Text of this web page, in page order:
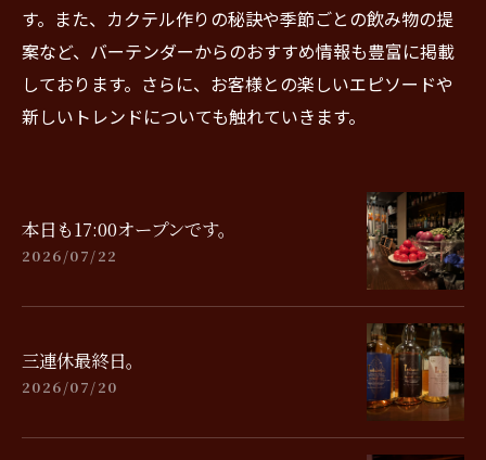
す。また、カクテル作りの秘訣や季節ごとの飲み物の提
案など、バーテンダーからのおすすめ情報も豊富に掲載
しております。さらに、お客様との楽しいエピソードや
新しいトレンドについても触れていきます。
本日も17:00オープンです。
2026/07/22
三連休最終日。
2026/07/20